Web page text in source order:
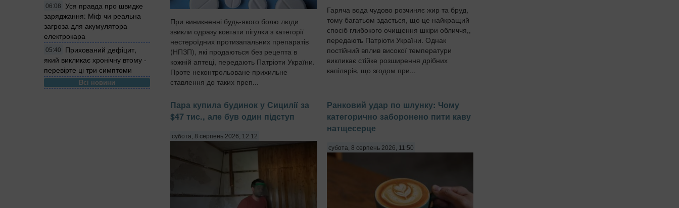
06:08
Уся правда про швидке
заряджання: Міф чи реальна
загроза для акумулятора
електрокара
05:40
Прихований дефіцит,
який викликає хронічну втому -
перевірте ці три симптоми
Всі новини
При виникненні будь-якого болю люди
звикли одразу ковтати пігулки з категорії
нестероїдних протизапальних препаратів
(НПЗП), які продаються без рецепта в
кожній аптеці, передають Патріоти України.
Проте неконтрольоване прихильне
ставлення до таких преп...
Гаряча вода чудово розчиняє жир та бруд,
тому багатьом здається, що це найкращий
спосіб глибокого очищення шкіри обличчя,,
передають Патріоти України. Однак
постійний вплив високої температури
викликає стійке розширення дрібних
капілярів, що згодом при...
Пара купила будинок у Сицилії за
$47 тис., але був один підступ
субота, 8 серпень 2026, 12:12
Ранковий удар по шлунку: Чому
категорично заборонено пити каву
натщесерце
субота, 8 серпень 2026, 11:50